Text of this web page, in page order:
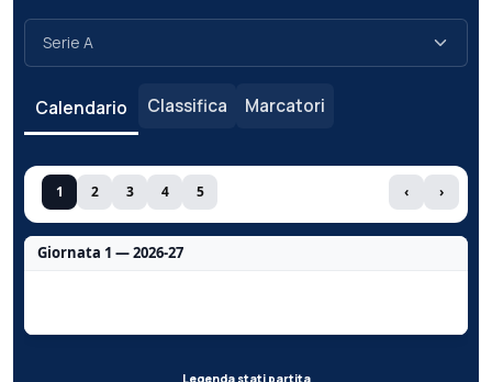
Calendario Classifica Marcatori
1 2 3 4 5 ‹ ›
Giornata 1 — 2026-27
Legenda stati partita